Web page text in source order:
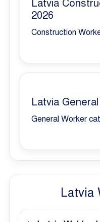
Latvia
2026
Construction
Latvia
General Worker
Latvia